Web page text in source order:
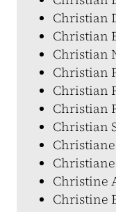
Christian
Christian
Christian
Christian
Christian
Christian
Christian
Christine
Christine